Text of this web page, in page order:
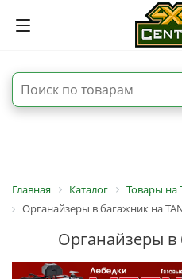
Главная Каталог
Товары на
Органайзеры в багажник на
Органайзеры в